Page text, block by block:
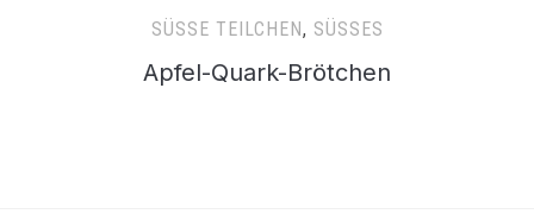
SÜSSE TEILCHEN , SÜSSES
Apfel-Quark-Brötchen